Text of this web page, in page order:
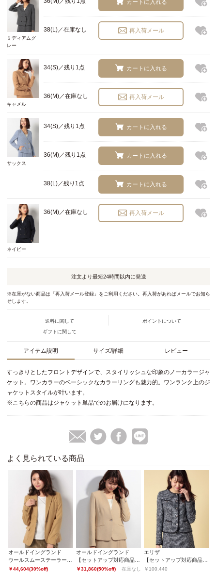
ミディアムグ
レー
カートに入れる
38(L)／在庫なし 再入荷メール
キャメル
34(S)／残り1点 カートに入れる
36(M)／在庫なし 再入荷メール
サックス
34(S)／残り1点 カートに入れる
36(M)／残り1点 カートに入れる
38(L)／残り1点 カートに入れる
ネイビー
36(M)／在庫なし 再入荷メール
注文より最短24時間以内に発送
※在庫がない商品は「再入荷メール登録」をご利用ください。再入荷があればメールでお知ら
せします。
送料に関して
ポイントについて
ギフトに関して
アイテム説明 サイズ/詳細 レビュー
すっきりとしたフロントデザインで、スタイリッシュな印象のノーカラージャ
ケット。ワンカラーのベーシックなカラーリングも魅力的。ワンランク上のジ
ャケットスタイルが叶います。
※こちらの商品はジャケット単品でのお届けになります。
よく見られている商品
オールドイングランド
￥44,604(30%off)
オールドイングランド
￥31,860(50%off) 在庫なし
エリザ
￥100,440